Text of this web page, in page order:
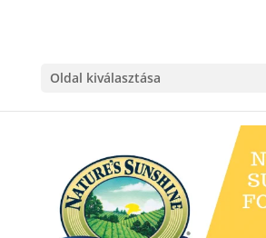
Oldal kiválasztása